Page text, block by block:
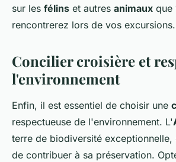
sur les félins et autres animaux que
rencontrerez lors de vos excursions.
Concilier croisière et
l'environnement
Enfin, il est essentiel de choisir une
respectueuse de l'environnement. L'
terre de biodiversité exceptionnelle,
de contribuer à sa préservation.